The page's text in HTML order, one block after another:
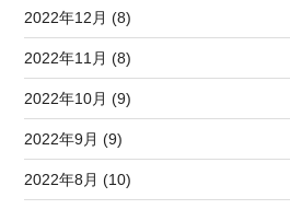
2022年12月 (8)
2022年11月 (8)
2022年10月 (9)
2022年9月 (9)
2022年8月 (10)